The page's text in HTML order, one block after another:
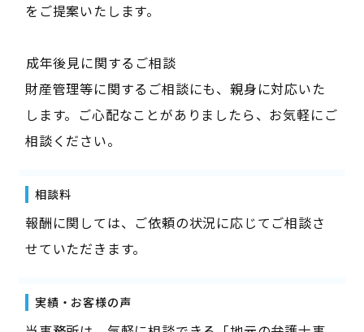
をご提案いたします。
――成年後見に関するご相談――
財産管理等に関するご相談にも、親身に対応いた
します。ご心配なことがありましたら、お気軽にご
相談ください。
相談料
報酬に関しては、ご依頼の状況に応じてご相談さ
せていただきます。
実績・お客様の声